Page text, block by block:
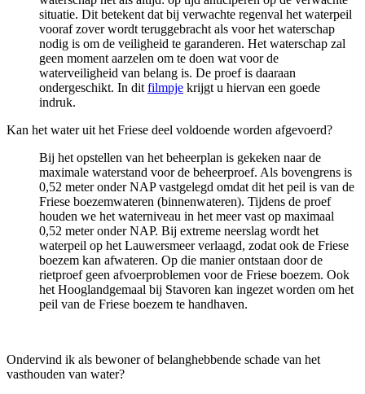
situatie. Dit betekent dat bij verwachte regenval het waterpeil
vooraf zover wordt teruggebracht als voor het waterschap
nodig is om de veiligheid te garanderen. Het waterschap zal
geen moment aarzelen om te doen wat voor de
waterveiligheid van belang is. De proef is daaraan
ondergeschikt. In dit filmpje krijgt u hiervan een goede
indruk.
Kan het water uit het Friese deel voldoende worden afgevoerd?
Bij het opstellen van het beheerplan is gekeken naar de
maximale waterstand voor de beheerproef. Als bovengrens is
0,52 meter onder NAP vastgelegd omdat dit het peil is van de
Friese boezemwateren (binnenwateren). Tijdens de proef
houden we het waterniveau in het meer vast op maximaal
0,52 meter onder NAP. Bij extreme neerslag wordt het
waterpeil op het Lauwersmeer verlaagd, zodat ook de Friese
boezem kan afwateren. Op die manier ontstaan door de
rietproef geen afvoerproblemen voor de Friese boezem. Ook
het Hooglandgemaal bij Stavoren kan ingezet worden om het
peil van de Friese boezem te handhaven.
Ondervind ik als bewoner of belanghebbende schade van het
vasthouden van water?